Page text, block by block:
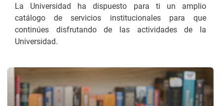
La Universidad ha dispuesto para ti un amplio
catálogo de servicios institucionales para que
continúes disfrutando de las actividades de la
Universidad.